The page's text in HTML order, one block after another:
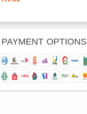
PAYMENT OPTIONS